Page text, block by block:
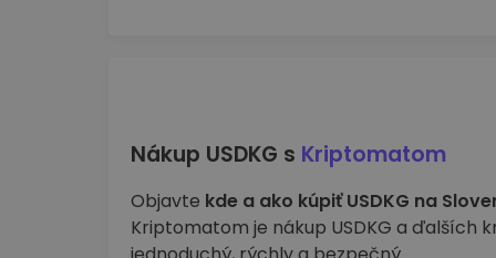
Nákup USDKG s Kriptomatom
Objavte kde a ako kúpiť USDKG na
Kriptomatom je nákup USDKG a ďalších